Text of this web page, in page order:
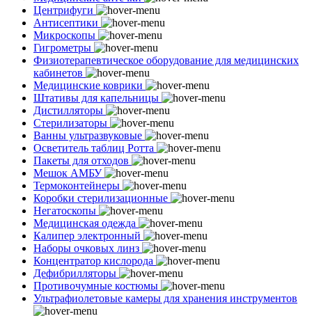
Центрифуги
Антисептики
Микроскопы
Гигрометры
Физиотерапевтическое оборудование для медицинских
кабинетов
Медицинские коврики
Штативы для капельницы
Дистилляторы
Стерилизаторы
Ванны ультразвуковые
Осветитель таблиц Ротта
Пакеты для отходов
Мешок АМБУ
Термоконтейнеры
Коробки стерилизационные
Негатоскопы
Медицинская одежда
Калипер электронный
Наборы очковых линз
Концентратор кислорода
Дефибрилляторы
Противочумные костюмы
Ультрафиолетовые камеры для хранения инструментов